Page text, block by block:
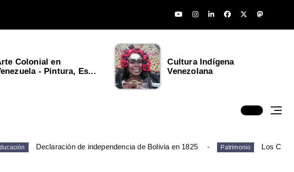
Colonial en
- Pintura, Es...
Cultura Indígena
Venezolana
Declaración de independencia de Bolivia en 1825 Patrimonio Los